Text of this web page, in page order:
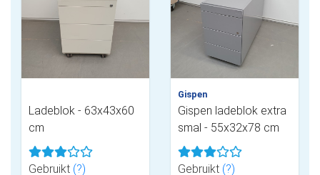
Ladeblok - 63x43x60
cm
Gebruikt (?)
Gispen
Gispen ladeblok extra
smal - 55x32x78 cm
Gebruikt (?)